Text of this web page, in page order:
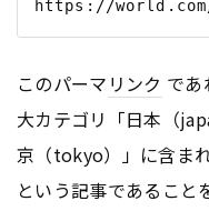
このパーマ リンク であ
大カテゴリ「日本（
京（tokyo）」に含ま
という記事であること